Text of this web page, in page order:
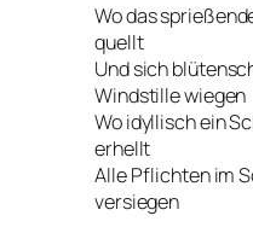
Wo das
quellt
Und sich
Windstille wiegen
Wo idyllisch ein
erhellt
Alle Pflichten im
versiegen